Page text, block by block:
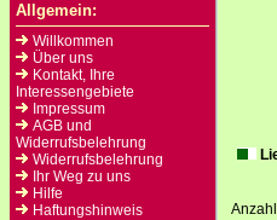
Allgemein:
Willkommen
Über uns
Kontakt, Ihre
Interessengebiete
Impressum
AGB und
Widerrufsbelehrung
Widerrufsbelehrung
Ihr Weg zu uns
Hilfe
Haftungshinweis